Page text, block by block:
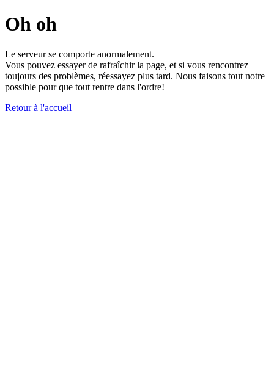
Oh oh
Le serveur se comporte anormalement.
Vous pouvez essayer de rafraîchir la page, et si vous rencontrez
toujours des problèmes, réessayez plus tard. Nous faisons tout notre
possible pour que tout rentre dans l'ordre!
Retour à l'accueil